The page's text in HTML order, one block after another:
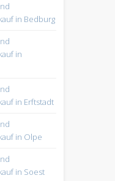
in Bedburg
in
in Erftstadt
in Olpe
in Soest